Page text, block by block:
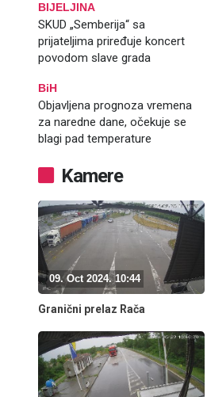
BIJELJINA
SKUD „Semberija“ sa
prijateljima priređuje koncert
povodom slave grada
BiH
Objavljena prognoza vremena
za naredne dane, očekuje se
blagi pad temperature
Kamere
09. Oct 2024. 10:44
Granični prelaz Rača